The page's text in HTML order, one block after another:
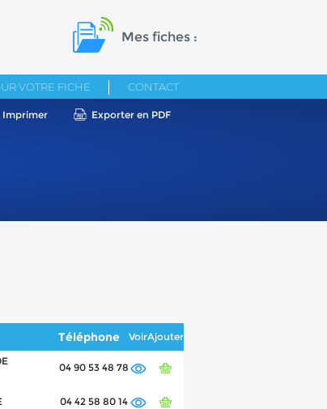
Mes fiches :
VOTRE FICHE CONTACT
Imprimer Exporter en PDF
Téléphone VoirAjouter
04 90 53 48 78
04 42 58 80 14